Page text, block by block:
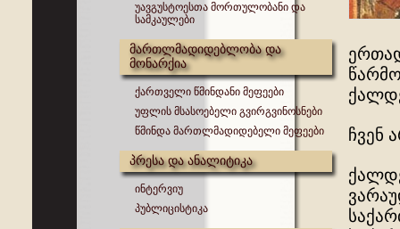
უავგუსტოესთა მორთულობანი და
სამკაულები
მართლმადიდებლობა და
მონარქია
ქართველი წმინდანი მეფეები
უფლის მსასოებელი გვირგვინოსნები
წმინდა მართლმადიდებელი მეფეები
პრესა და ანალიტიკა
ინტერვიუ
პუბლიცისტიკა
ჩვენ